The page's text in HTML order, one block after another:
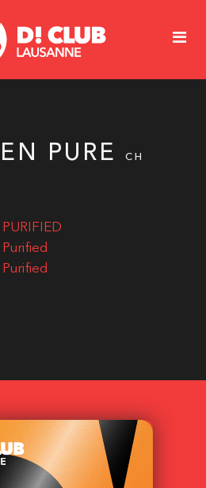
PURE CH